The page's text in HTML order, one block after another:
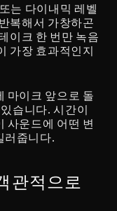
는 다이내믹 레벨
복해서 가창하곤
이크 한 번만 녹음
가장 효과적인지
마이크 앞으로 돌
습니다. 시간이
사운드에 어떤 변
러줍니다.
관적으로